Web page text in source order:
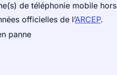
de téléphonie mobile hors
officielles de l’ARCEP.
panne